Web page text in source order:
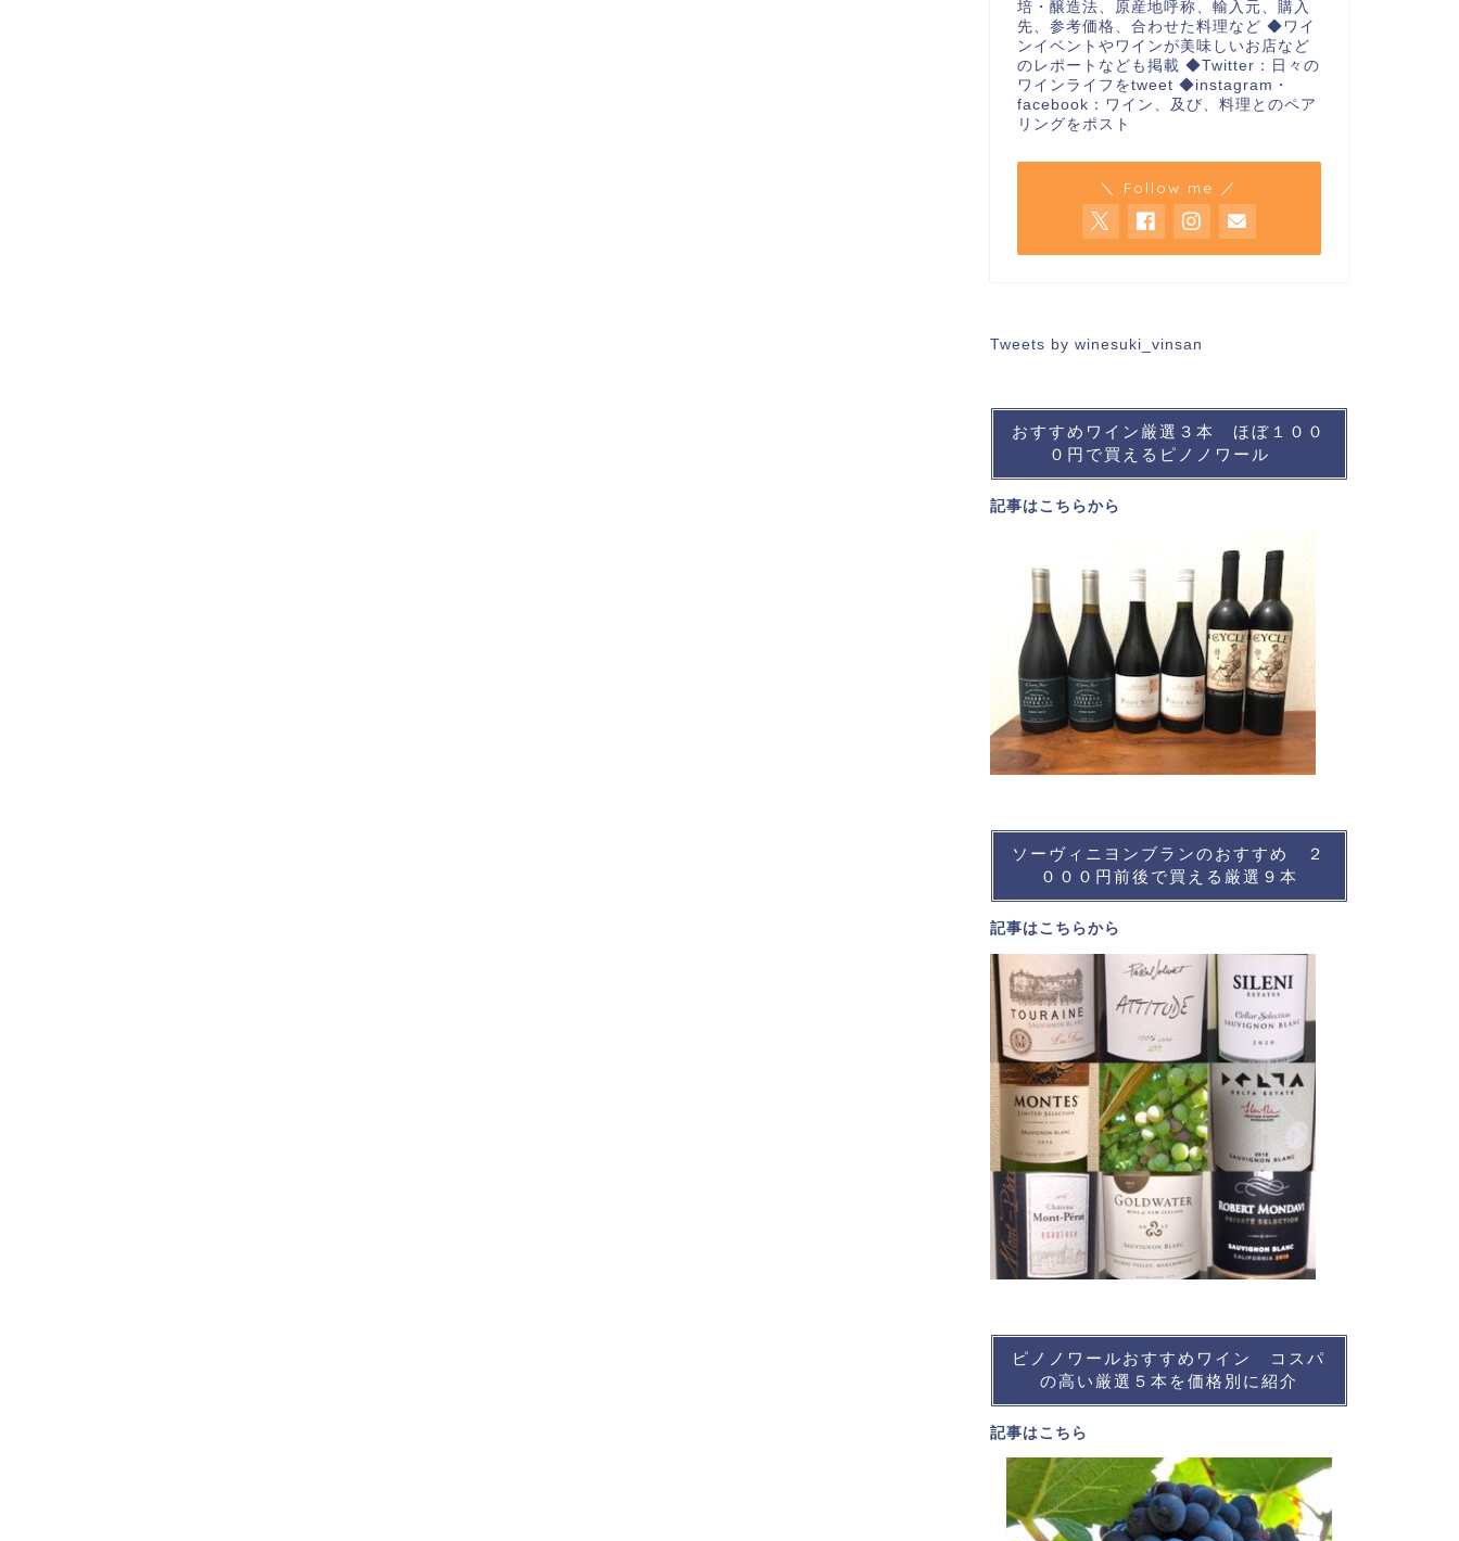
培・醸造法、原産地呼称、輸入元、購入
先、参考価格、合わせた料理など ◆ワイ
ンイベントやワインが美味しいお店など
のレポートなども掲載 ◆Twitter：日々の
ワインライフをtweet ◆instagram・
facebook：ワイン、及び、料理とのペア
リングをポスト
＼ Follow me ／
Tweets by winesuki_vinsan
おすすめワイン厳選３本 ほぼ１００
０円で買えるピノノワール
記事はこちらから
ソーヴィニヨンブランのおすすめ ２
０００円前後で買える厳選９本
記事はこちらから
ピノノワールおすすめワイン コスパ
の高い厳選５本を価格別に紹介
記事はこちら